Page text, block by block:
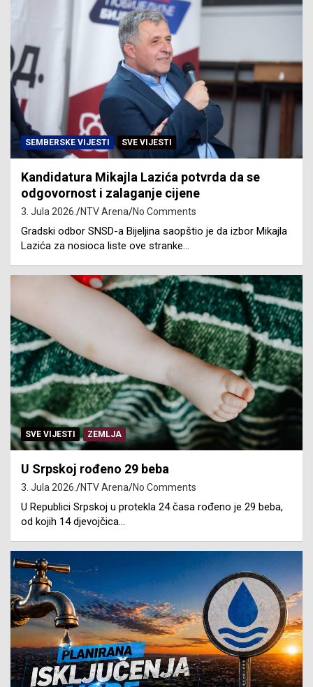
SEMBERSKE VIJESTI SVE VIJESTI
Kandidatura Mikajla Lazića potvrda da se
odgovornost i zalaganje cijene
3. Jula 2026. NTV Arena No Comments
Gradski odbor SNSD-a Bijeljina saopštio je da izbor Mikajla
Lazića za nosioca liste ove stranke…
SVE VIJESTI ZEMLJA
U Srpskoj rođeno 29 beba
3. Jula 2026. NTV Arena No Comments
U Republici Srpskoj u protekla 24 časa rođeno je 29 beba,
od kojih 14 djevojčica…